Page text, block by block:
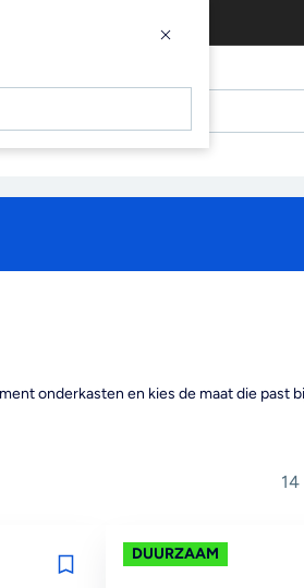
onderkasten en kies de maat die past
DUURZAAM
×
×